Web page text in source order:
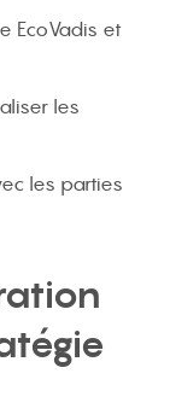
EcoVadis et
les
les parties